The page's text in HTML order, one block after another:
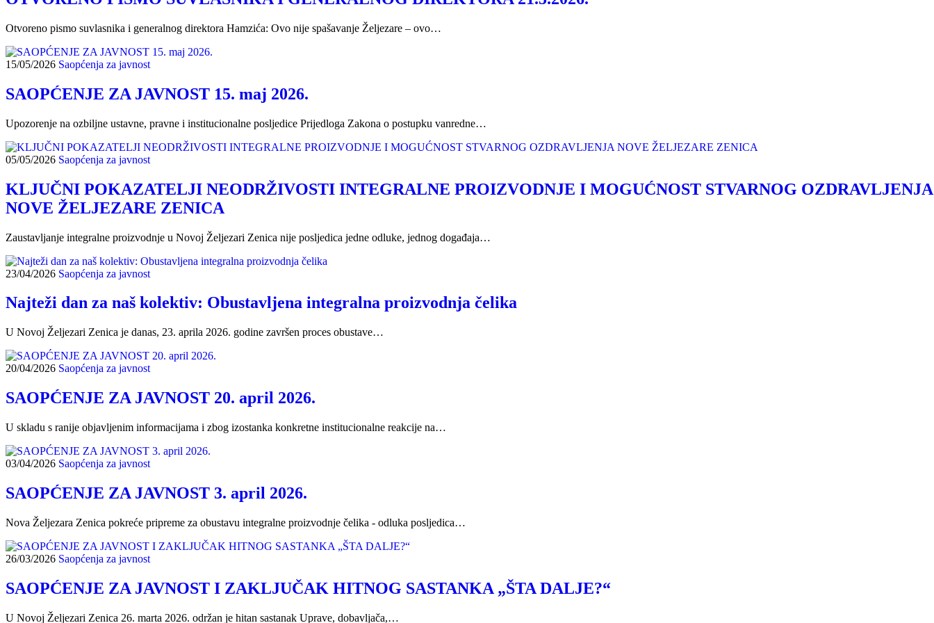
Otvoreno pismo suvlasnika i generalnog direktora Hamzića: Ovo nije spašavanje Željezare – ovo…
15/05/2026 Saopćenja za javnost
SAOPĆENJE ZA JAVNOST 15. maj 2026.
Upozorenje na ozbiljne ustavne, pravne i institucionalne posljedice Prijedloga Zakona o postupku vanredne…
05/05/2026 Saopćenja za javnost
KLJUČNI POKAZATELJI NEODRŽIVOSTI INTEGRALNE PROIZVODNJE I MOGUĆNOST STVARNOG OZDRAVLJENJA
NOVE ŽELJEZARE ZENICA
Zaustavljanje integralne proizvodnje u Novoj Željezari Zenica nije posljedica jedne odluke, jednog događaja…
23/04/2026 Saopćenja za javnost
Najteži dan za naš kolektiv: Obustavljena integralna proizvodnja čelika
U Novoj Željezari Zenica je danas, 23. aprila 2026. godine završen proces obustave…
20/04/2026 Saopćenja za javnost
SAOPĆENJE ZA JAVNOST 20. april 2026.
U skladu s ranije objavljenim informacijama i zbog izostanka konkretne institucionalne reakcije na…
03/04/2026 Saopćenja za javnost
SAOPĆENJE ZA JAVNOST 3. april 2026.
Nova Željezara Zenica pokreće pripreme za obustavu integralne proizvodnje čelika - odluka posljedica…
26/03/2026 Saopćenja za javnost
SAOPĆENJE ZA JAVNOST I ZAKLJUČAK HITNOG SASTANKA „ŠTA DALJE?“
U Novoj Željezari Zenica 26. marta 2026. održan je hitan sastanak Uprave, dobavljača,…